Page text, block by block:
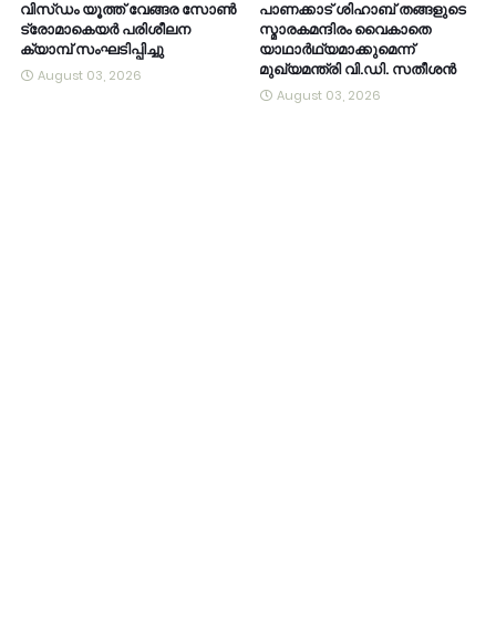
വിസ്ഡം യൂത്ത് വേങ്ങര സോൺ
ട്രോമാകെയർ പരിശീലന
ക്യാമ്പ് സംഘടിപ്പിച്ചു
August 03, 2026
പാണക്കാട് ശിഹാബ് തങ്ങളുടെ
സ്മാരകമന്ദിരം വൈകാതെ
യാഥാർഥ്യമാക്കുമെന്ന്
മുഖ്യമന്ത്രി വി.ഡി. സതീശൻ
August 03, 2026